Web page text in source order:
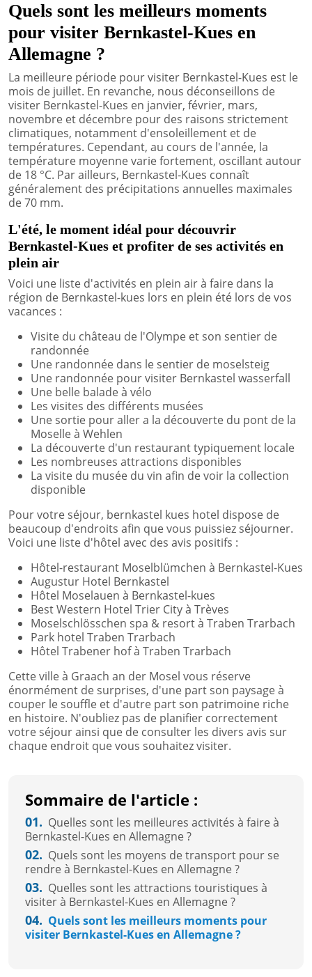
Quels sont les meilleurs moments
pour visiter Bernkastel-Kues en
Allemagne ?
La meilleure période pour visiter Bernkastel-Kues est le
mois de juillet. En revanche, nous déconseillons de
visiter Bernkastel-Kues en janvier, février, mars,
novembre et décembre pour des raisons strictement
climatiques, notamment d'ensoleillement et de
températures. Cependant, au cours de l'année, la
température moyenne varie fortement, oscillant autour
de 18 °C. Par ailleurs, Bernkastel-Kues connaît
généralement des précipitations annuelles maximales
de 70 mm.
L'été, le moment idéal pour découvrir
Bernkastel-Kues et profiter de ses activités en
plein air
Voici une liste d'activités en plein air à faire dans la
région de Bernkastel-kues lors en plein été lors de vos
vacances :
Visite du château de l'Olympe et son sentier de
randonnée
Une randonnée dans le sentier de moselsteig
Une randonnée pour visiter Bernkastel wasserfall
Une belle balade à vélo
Les visites des différents musées
Une sortie pour aller a la découverte du pont de la
Moselle à Wehlen
La découverte d'un restaurant typiquement locale
Les nombreuses attractions disponibles
La visite du musée du vin afin de voir la collection
disponible
Pour votre séjour, bernkastel kues hotel dispose de
beaucoup d'endroits afin que vous puissiez séjourner.
Voici une liste d'hôtel avec des avis positifs :
Hôtel-restaurant Moselblümchen à Bernkastel-Kues
Augustur Hotel Bernkastel
Hôtel Moselauen à Bernkastel-kues
Best Western Hotel Trier City à Trèves
Moselschlösschen spa & resort à Traben Trarbach
Park hotel Traben Trarbach
Hôtel Trabener hof à Traben Trarbach
Cette ville à Graach an der Mosel vous réserve
énormément de surprises, d'une part son paysage à
couper le souffle et d'autre part son patrimoine riche
en histoire. N'oubliez pas de planifier correctement
votre séjour ainsi que de consulter les divers avis sur
chaque endroit que vous souhaitez visiter.
Sommaire de l'article :
01. Quelles sont les meilleures activités à faire à
Bernkastel-Kues en Allemagne ?
02. Quels sont les moyens de transport pour se
rendre à Bernkastel-Kues en Allemagne ?
03. Quelles sont les attractions touristiques à
visiter à Bernkastel-Kues en Allemagne ?
04. Quels sont les meilleurs moments pour
visiter Bernkastel-Kues en Allemagne ?